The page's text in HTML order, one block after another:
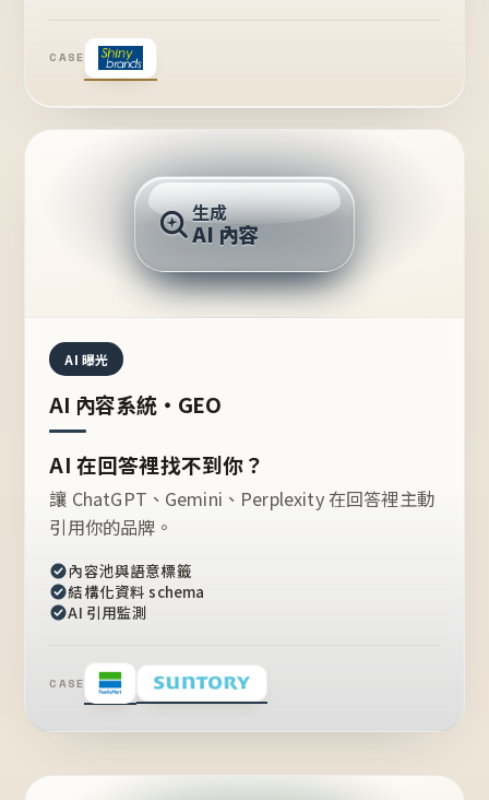
CASE
推薦的台灣品牌？
生成
AI 內容
AI 曝光
AI 內容系統・GEO
AI 在回答裡找不到你？
讓 ChatGPT、Gemini、Perplexity 在回答裡主動
引用你的品牌。
內容池與語意標籤
結構化資料 schema
AI 引用監測
CASE